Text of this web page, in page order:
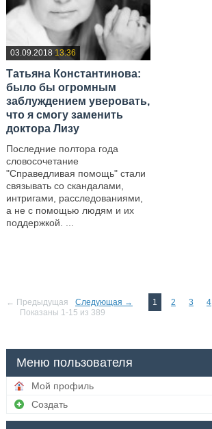
03.09.2018 13:36
Татьяна Константинова:
было бы огромным
заблуждением уверовать,
что я смогу заменить
доктора Лизу
Последние полтора года
словосочетание
"Справедливая помощь" стали
связывать со скандалами,
интригами, расследованиями,
а не с помощью людям и их
поддержкой. ...
← Предыдущая Следующая → 1 2 3 4
Показаны 1-15 из 389
Меню пользователя
Мой профиль
Создать